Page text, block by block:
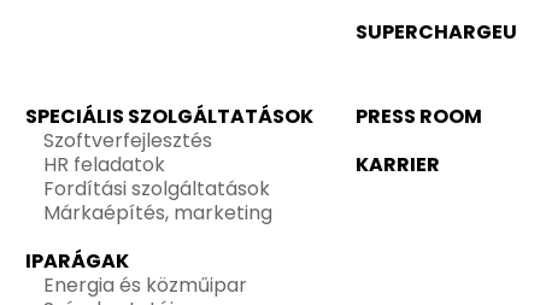
SUPERCHARGEU
SPECIÁLIS SZOLGÁLTATÁSOK
Szoftverfejlesztés
HR feladatok
Fordítási szolgáltatások
Márkaépítés, marketing
IPARÁGAK
Energia és közműipar
PRESS ROOM
KARRIER